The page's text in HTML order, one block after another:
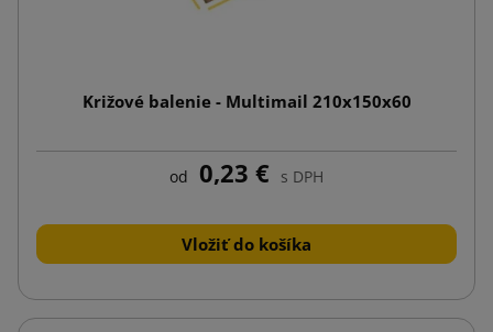
Križové balenie - Multimail 210x150x60
od 0,23 € s DPH
Vložiť do košíka